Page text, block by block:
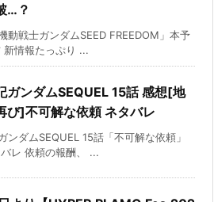
…？
動戦士ガンダムSEED FREEDOM」本予
新情報たっぷり ...
ガンダムSEQUEL 15話 感想[地
び]不可解な依頼 ネタバレ
ンダムSEQUEL 15話「不可解な依頼」
レ 依頼の報酬、 ...